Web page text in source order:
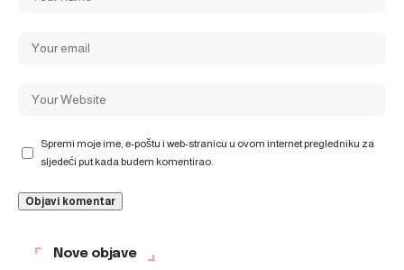
Spremi moje ime, e-poštu i web-stranicu u ovom internet pregledniku za
sljedeći put kada budem komentirao.
Nove objave